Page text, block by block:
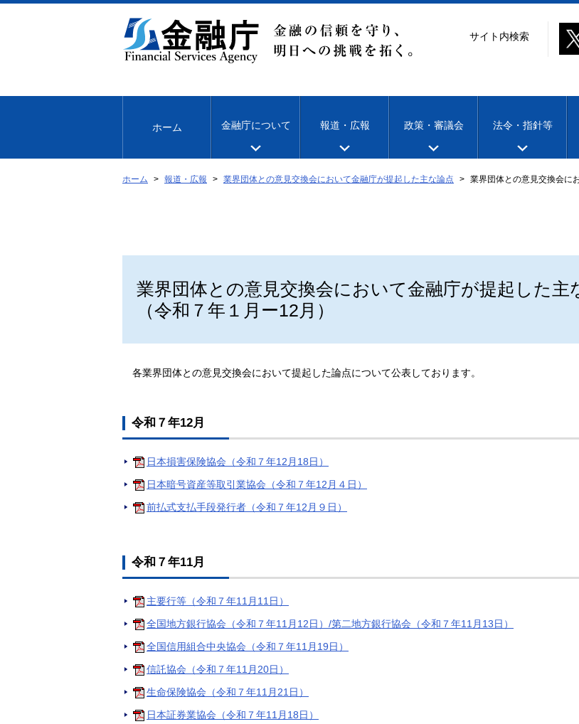
文
移
サイト内検索
ホーム 金融庁について 報道・広報 政策・審議会 法令・指針等
ホーム 報道・広報 業界団体との意見交換会において金融庁が提起した主な論点 業界団体との意見交換会に
業界団体との意見交換会において金融庁が提起した主
（令和７年１月ー12月）
各業界団体との意見交換会において提起した論点について公表しております。
令和７年12月
日本損害保険協会（令和７年12月18日）
日本暗号資産等取引業協会（令和７年12月４日）
前払式支払手段発行者（令和７年12月９日）
令和７年11月
主要行等（令和７年11月11日）
全国地方銀行協会（令和７年11月12日）/第二地方銀行協会（令和７年11月13日）
全国信用組合中央協会（令和７年11月19日）
信託協会（令和７年11月20日）
生命保険協会（令和７年11月21日）
日本証券業協会（令和７年11月18日）